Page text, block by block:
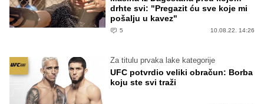
drhte svi: "Pregazit ću sve koje mi
pošalju u kavez"
5 10.08.22. 14:26
Za titulu prvaka lake kategorije
UFC potvrdio veliki obračun: Borba
koju ste svi traži